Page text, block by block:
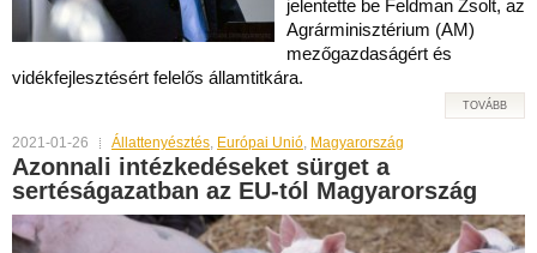
jelentette be Feldman Zsolt, az
Agrárminisztérium (AM)
mezőgazdaságért és
vidékfejlesztésért felelős államtitkára.
TOVÁBB
2021-01-26 Állattenyésztés, Európai Unió, Magyarország
Azonnali intézkedéseket sürget a
sertéságazatban az EU-tól Magyarország